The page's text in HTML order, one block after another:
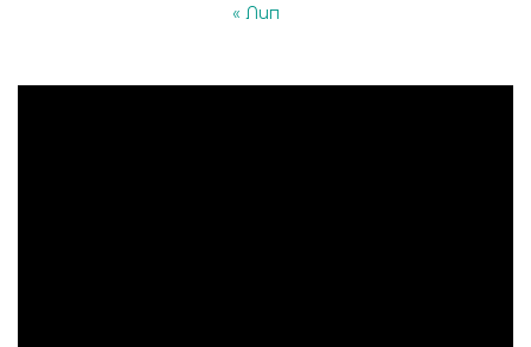
« Лип